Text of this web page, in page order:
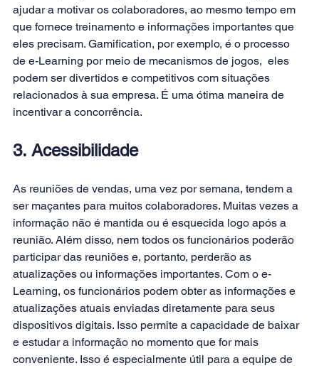
ajudar a motivar os colaboradores, ao mesmo tempo em
que fornece treinamento e informações importantes que
eles precisam. Gamification, por exemplo, é o processo
de e-Learning por meio de mecanismos de jogos,  eles
podem ser divertidos e competitivos com situações
relacionados à sua empresa. É uma ótima maneira de
incentivar a concorrência.
3. Acessibilidade
As reuniões de vendas, uma vez por semana, tendem a
ser maçantes para muitos colaboradores. Muitas vezes a
informação não é mantida ou é esquecida logo após a
reunião. Além disso, nem todos os funcionários poderão
participar das reuniões e, portanto, perderão as
atualizações ou informações importantes. Com o e-
Learning, os funcionários podem obter as informações e
atualizações atuais enviadas diretamente para seus
dispositivos digitais. Isso permite a capacidade de baixar
e estudar a informação no momento que for mais
conveniente. Isso é especialmente útil para a equipe de